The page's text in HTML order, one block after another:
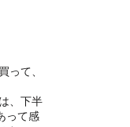
て、
、下半
って感